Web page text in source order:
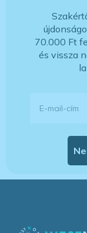
70.000 Ft
és vissza